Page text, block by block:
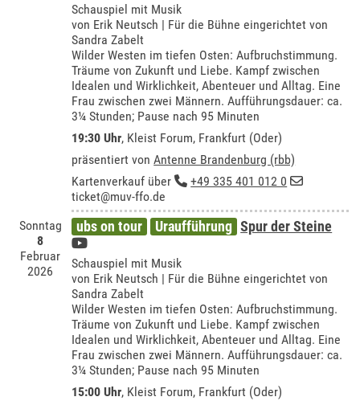
Schauspiel mit Musik
von Erik Neutsch | Für die Bühne eingerichtet von
Sandra Zabelt
Wilder Westen im tiefen Osten: Aufbruchstimmung.
Träume von Zukunft und Liebe. Kampf zwischen
Idealen und Wirklichkeit, Abenteuer und Alltag. Eine
Frau zwischen zwei Männern. Aufführungsdauer: ca.
3¼ Stunden; Pause nach 95 Minuten
19:30 Uhr, Kleist Forum, Frankfurt (Oder)
präsentiert vonAntenne Brandenburg (rbb)
Kartenverkauf über
+49 335 401 012 0
ticket@muv-ffo.de
Sonntag
8
Februar
2026
ubs on tour Uraufführung Spur der Steine
Schauspiel mit Musik
von Erik Neutsch | Für die Bühne eingerichtet von
Sandra Zabelt
Wilder Westen im tiefen Osten: Aufbruchstimmung.
Träume von Zukunft und Liebe. Kampf zwischen
Idealen und Wirklichkeit, Abenteuer und Alltag. Eine
Frau zwischen zwei Männern. Aufführungsdauer: ca.
3¼ Stunden; Pause nach 95 Minuten
15:00 Uhr, Kleist Forum, Frankfurt (Oder)